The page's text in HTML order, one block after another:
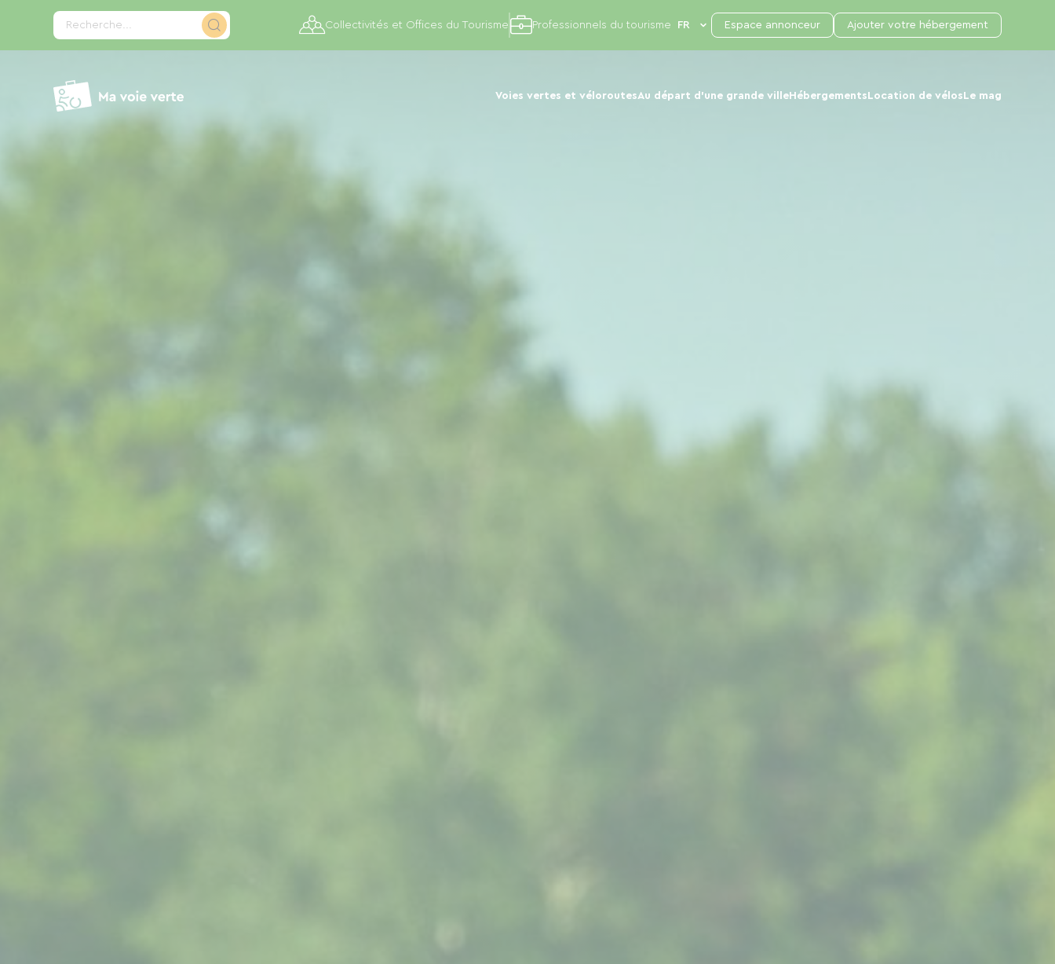
Recherche...
Voies vertes et véloroutesAu départ d'une grande ville Hébergements Location de vélos Le mag
Collectivités et Offices du Tourisme Professionnels du tourisme Espace annonceur Ajouter votre hébergement
Panneau de gestion des cookies